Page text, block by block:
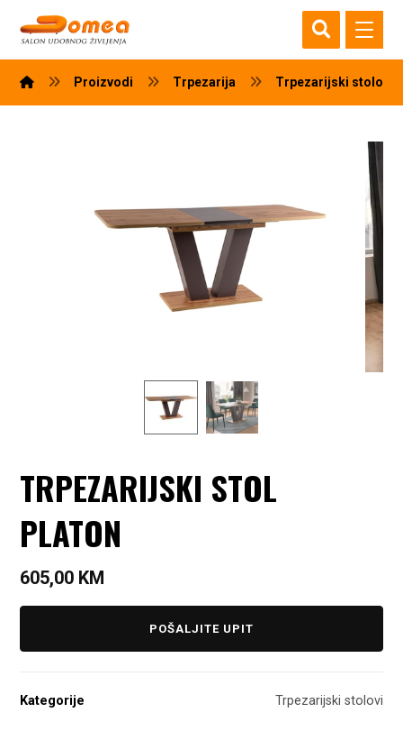
Proizvodi Trpezarija Trpezarijski stolovi
TRPEZARIJSKI STOL
PLATON
605,00 KM
POŠALJITE UPIT
Kategorije Trpezarijski stolovi